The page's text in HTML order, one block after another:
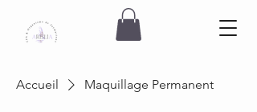
Accueil Maquillage Permanent